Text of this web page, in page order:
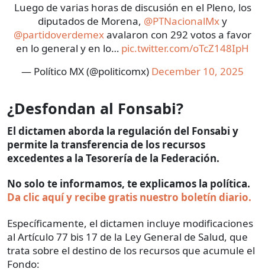
Luego de varias horas de discusión en el Pleno, los
diputados de Morena, @PTNacionalMxy
@partidoverdemexavalaron con 292 votos a favor
en lo general y en lo… pic.twitter.com/oTcZ148IpH
— Político MX (@politicomx) December 10, 2025
¿Desfondan al Fonsabi?
El dictamen aborda la regulación del Fonsabi y
permite la transferencia de los recursos
excedentes a la Tesorería de la Federación.
No solo te informamos, te explicamos la política.
Da clic aquí y recibe gratis nuestro boletín diario.
Específicamente, el dictamen incluye modificaciones
al Artículo 77 bis 17 de la Ley General de Salud, que
trata sobre el destino de los recursos que acumule el
Fondo: